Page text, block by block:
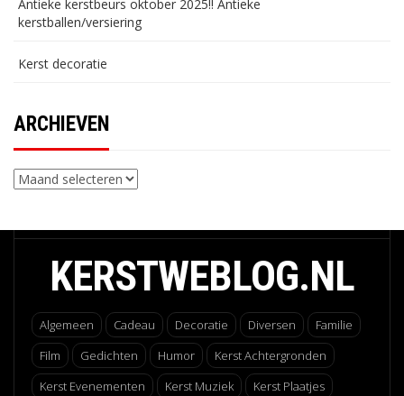
Antieke kerstbeurs oktober 2025!! Antieke
kerstballen/versiering
Kerst decoratie
ARCHIEVEN
Archieven
KERSTWEBLOG.NL
Algemeen Cadeau Decoratie Diversen
Familie
Film
Gedichten Humor
Kerst Achtergronden
Kerst Evenementen
Kerst Muziek
Kerst Plaatjes